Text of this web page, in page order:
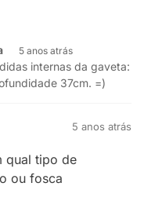
5 anos atrás
internas da gaveta:
37cm. =)
5 anos atrás
qual tipo de
ou fosca